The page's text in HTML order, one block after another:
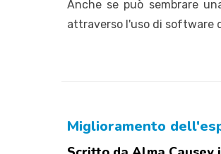
Anche se può sembrare
attraverso l'uso di software
Miglioramento